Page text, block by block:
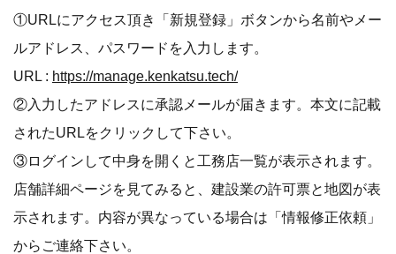
①URLにアクセス頂き「新規登録」ボタンから名前やメー
ルアドレス、パスワードを入力します。
URL : https://manage.kenkatsu.tech/
②入力したアドレスに承認メールが届きます。本文に記載
されたURLをクリックして下さい。
③ログインして中身を開くと工務店一覧が表示されます。
店舗詳細ページを見てみると、建設業の許可票と地図が表
示されます。内容が異なっている場合は「情報修正依頼」
からご連絡下さい。